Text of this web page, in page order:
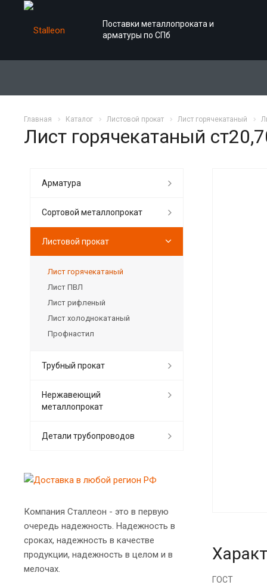
Поставки металлопроката и
арматуры по СПб
Главная Каталог Листовой прокат Лист горячекатаный
Лист горячекатаный
ГОСТ
Арматура
Сортовой металлопрокат
Листовой прокат
Лист горячекатаный
Лист ПВЛ
Лист рифленый
Лист холоднокатаный
Профнастил
Трубный прокат
Нержавеющий
металлопрокат
Детали трубопроводов
Компания Сталлеон - это в первую
очередь надежность. Надежность в
сроках, надежность в качестве
продукции, надежность в целом и в
мелочах.